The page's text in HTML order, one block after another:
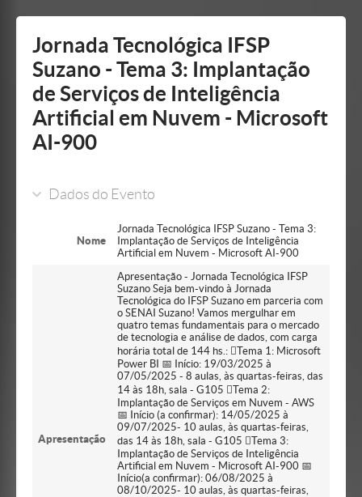
barra
Jornada Tecnológica IFSP
Suzano - Tema 3: Implantação
de Serviços de Inteligência
Artificial em Nuvem - Microsoft
AI-900
Dados do Evento
Nome
Jornada Tecnológica IFSP Suzano - Tema 3:
Implantação de Serviços de Inteligência
Artificial em Nuvem - Microsoft AI-900
Apresentação
Apresentação - Jornada Tecnológica IFSP
Suzano Seja bem-vindo à Jornada
Tecnológica do IFSP Suzano em parceria com
o SENAI Suzano! Vamos mergulhar em
quatro temas fundamentais para o mercado
de tecnologia e análise de dados, com carga
horária total de 144 hs.: Tema 1: Microsoft
Power BI 📅 Início: 19/03/2025 à
07/05/2025 - 8 aulas, às quartas-feiras, das
14 às 18h, sala - G105 Tema 2:
Implantação de Serviços em Nuvem - AWS
📅 Início (a confirmar): 14/05/2025 à
09/07/2025- 10 aulas, às quartas-feiras,
das 14 às 18h, sala - G105 Tema 3:
Implantação de Serviços de Inteligência
Artificial em Nuvem - Microsoft AI-900 📅
Início(a confirmar): 06/08/2025 à
08/10/2025- 10 aulas, às quartas-feiras,